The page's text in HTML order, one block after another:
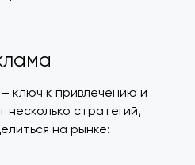
ключ к привлечению и
стратегий,
на рынке: